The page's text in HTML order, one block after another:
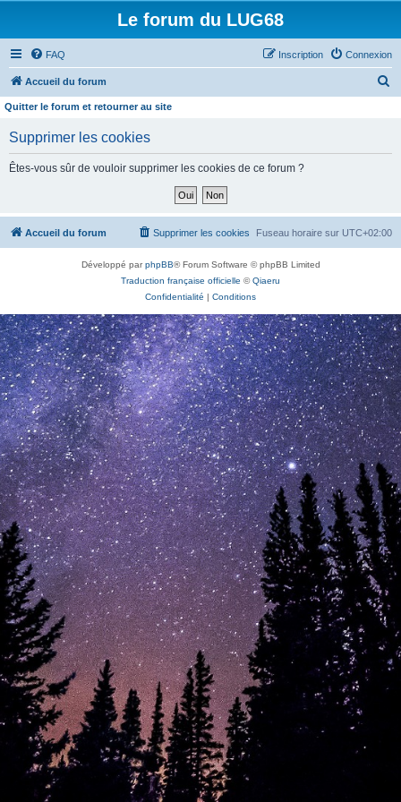
Le forum du LUG68
FAQ Connexion
Inscription
Accueil du forum
h
Quitter le forum et retourner au site
Supprimer les cookies
Êtes-vous sûr de vouloir supprimer les cookies de ce forum ?
Accueil du forum Fuseau horaire sur UTC+02:00
Supprimer les cookies
Développé parphpBB® Forum Software © phpBB Limited
Traduction française officielle ©Qiaeru
Confidentialité | Conditions